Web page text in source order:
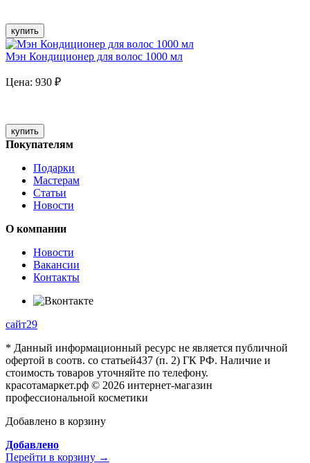
купить
Мэн Кондиционер для волос 1000 мл
Цена: 930 ₽
купить
Покупателям
Подарки
Мастерам
Статьи
Новости
О компании
Новости
Вакансии
Контакты
сайт29
* Данный информационный ресурс не является публичной
офертой в соотв. со статьей437 (п. 2) ГК РФ. Наличие и
стоимость товаров уточняйте по телефону.
красотамаркет.рф © 2026 интернет-магазин
профессиональной косметики
Добавлено в корзину
Добавлено
Перейти в корзину →